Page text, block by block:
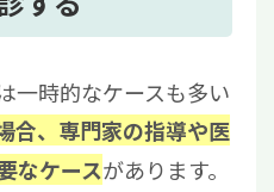
一時的なケースも多い
合、専門家の指導や医
なケースがあります。